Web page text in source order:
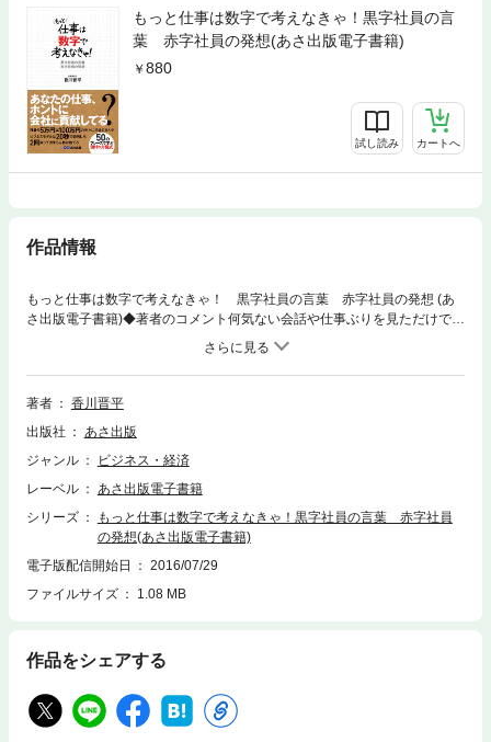
もっと仕事は数字で考えなきゃ！黒字社員の言
葉 赤字社員の発想(あさ出版電子書籍)
880
試し読み カートへ
作品情報
もっと仕事は数字で考えなきゃ！ 黒字社員の言葉 赤字社員の発想 (あ
さ出版電子書籍)◆著者のコメント何気ない会話や仕事ぶりを見ただけで、
「黒字社員」か「赤字社員」かがわかる。黒字社員とは、会社の利益を増
やす人。逆に、赤字社員とは会社の利益を減らす人だ。営業成績を聞いた
わけではない。学歴や役職を聞いたわけでも、マーケティングや会計など
の難しい話をしたわけでもない。初対面で、ほんの数分、お互いの仕事の
ったりしただけだ。ただそれだけで、その人が黒字社員か、それとも赤字
社員かがわかってしまう。では、何気ない会話や仕事ぶりに表れてしま
ネスの世界では、数字をうまく使いこなす人だけが評価される。だから、
あなたにも仕事の成果を数字で考えられるようになっていただきたい。で
は、あなたが会社からより高い評価を得るには、どんな数字を意識すべき
２ コスト・３ （仕事の）生産性 ・４ 資金繰り ・５ 隠れコスト 本書は、
この５つの数字を自在に使いこなせるようになる「黒字コトバ」を紹介す
した名言のことだ。 これらの名言が、あなたの数字のセンスを磨く助け
となることを信じている。 ◆著者 香川晋平公認会計士・税理士、関西大学
非常勤講師カラーコピー1枚のミスでも反省できる社員を育てる「スパル
タ会計」の伝承者。 大手監査法人在籍時から、自費でビジネススクールに
通い、30歳でリフォームの株式会社オンテックスに入社。「従業員1人当
著者
香川晋平
出版社
あさ出版
ジャンル
ビジネス・経済
レーベル
あさ出版電子書籍
シリーズ
もっと仕事は数字で考えなきゃ！黒字社員の言葉 赤字社員
の発想(あさ出版電子書籍)
電子版配信開始日
2016/07/29
ファイルサイズ
1.08 MB
作品をシェアする